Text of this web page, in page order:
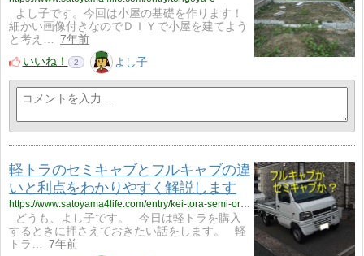
よし子です。今回は小屋の基礎を作ります！
細かい画像付きなのでＤＩＹで小屋を建てよう
と考え…
7年前
いいね！
2 よし子
軽トラのセミキャブとフルキャブの違
いと利点をわかりやすく解説します
どうも、よし子です。 今日は軽トラを購入
するときに押さえておきたい話をします。 軽
トラ…
7年前